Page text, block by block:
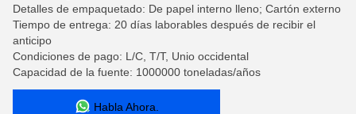
Detalles de empaquetado: De papel interno lleno; Cartón externo
Tiempo de entrega: 20 días laborables después de recibir el
anticipo
Condiciones de pago: L/C, T/T, Unio occidental
Capacidad de la fuente: 1000000 toneladas/años
Habla Ahora.